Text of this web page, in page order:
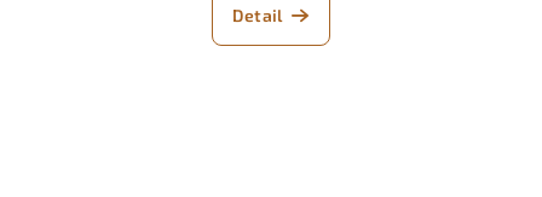
Detail